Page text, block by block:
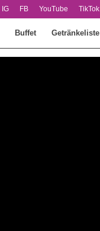
IG FB YouTube TikTok
Buffet Getränkeliste